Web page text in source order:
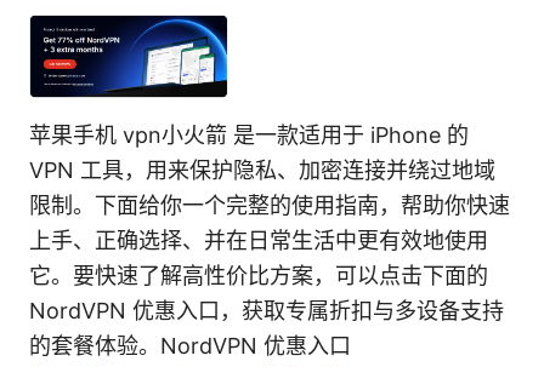
苹果手机 vpn小火箭 是一款适用于 iPhone 的
VPN 工具，用来保护隐私、加密连接并绕过地域
限制。下面给你一个完整的使用指南，帮助你快速
上手、正确选择、并在日常生活中更有效地使用
它。要快速了解高性价比方案，可以点击下面的
NordVPN 优惠入口，获取专属折扣与多设备支持
的套餐体验。NordVPN 优惠入口